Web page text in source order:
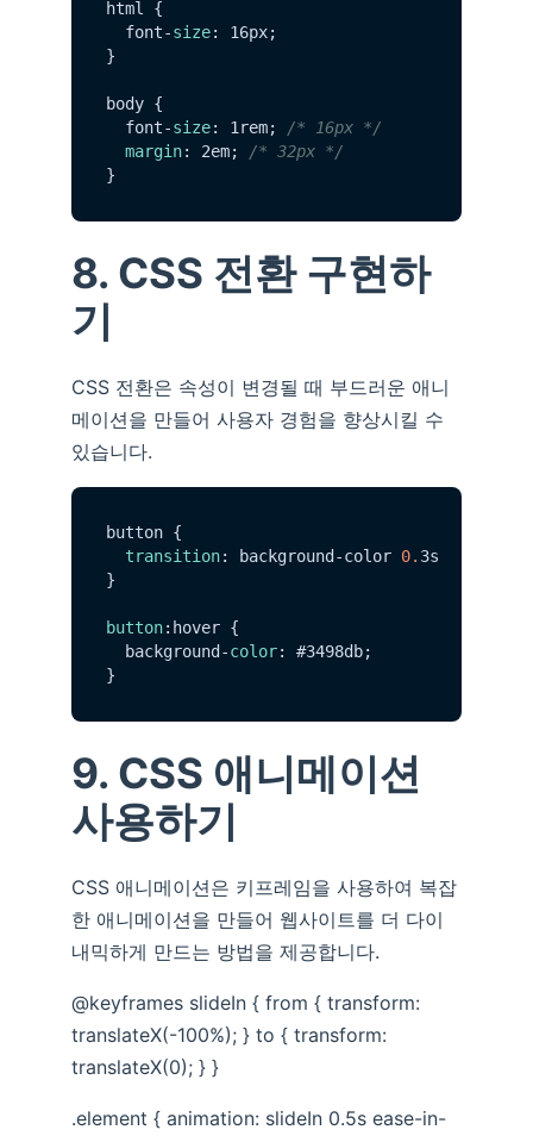
html {
  font-
size: 16px;
}
body {
  font-
size: 1rem;
/* 16px */
margin: 2em;
/* 32px */
8. CSS 전환 구현하
기
CSS 전환은 속성이 변경될 때 부드러운 애니
메이션을 만들어 사용자 경험을 향상시킬 수
있습니다.
button {
transition: background-color 0. 3s ease;
}
button:hover {
  background-
color: #3498db;
9. CSS 애니메이션
사용하기
CSS 애니메이션은 키프레임을 사용하여 복잡
한 애니메이션을 만들어 웹사이트를 더 다이
내믹하게 만드는 방법을 제공합니다.
@keyframes slideIn { from { transform:
translateX(-100%); } to { transform:
translateX(0); } }
.element { animation: slideIn 0.5s ease-in-